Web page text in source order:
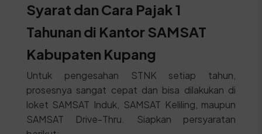
Syarat dan Cara Pajak 1
Tahunan di Kantor SAMSAT
Kabupaten Kupang
Untuk pengesahan STNK setiap tahun,
prosesnya sangat cepat dan bisa dilakukan di
loket SAMSAT Induk, SAMSAT Keliling, maupun
SAMSAT Drive-Thru. Siapkan persyaratan